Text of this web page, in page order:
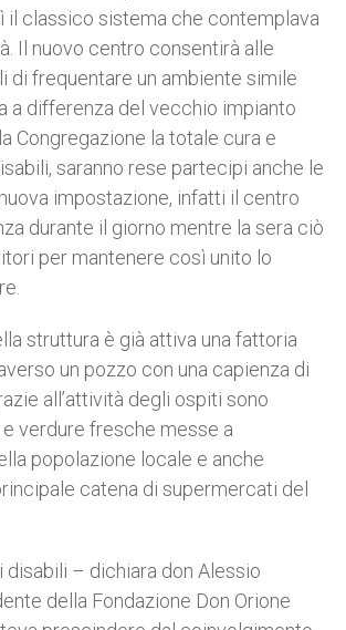
il classico sistema che contemplava
Il nuovo centro consentirà alle
di frequentare un ambiente simile
a differenza del vecchio impianto
Congregazione la totale cura e
saranno rese partecipi anche le
impostazione, infatti il centro
durante il giorno mentre la sera ciò
per mantenere così unito lo
struttura è già attiva una fattoria
un pozzo con una capienza di
all’attività degli ospiti sono
verdure fresche messe a
popolazione locale e anche
catena di supermercati del
disabili – dichiara don Alessio
della Fondazione Don Orione